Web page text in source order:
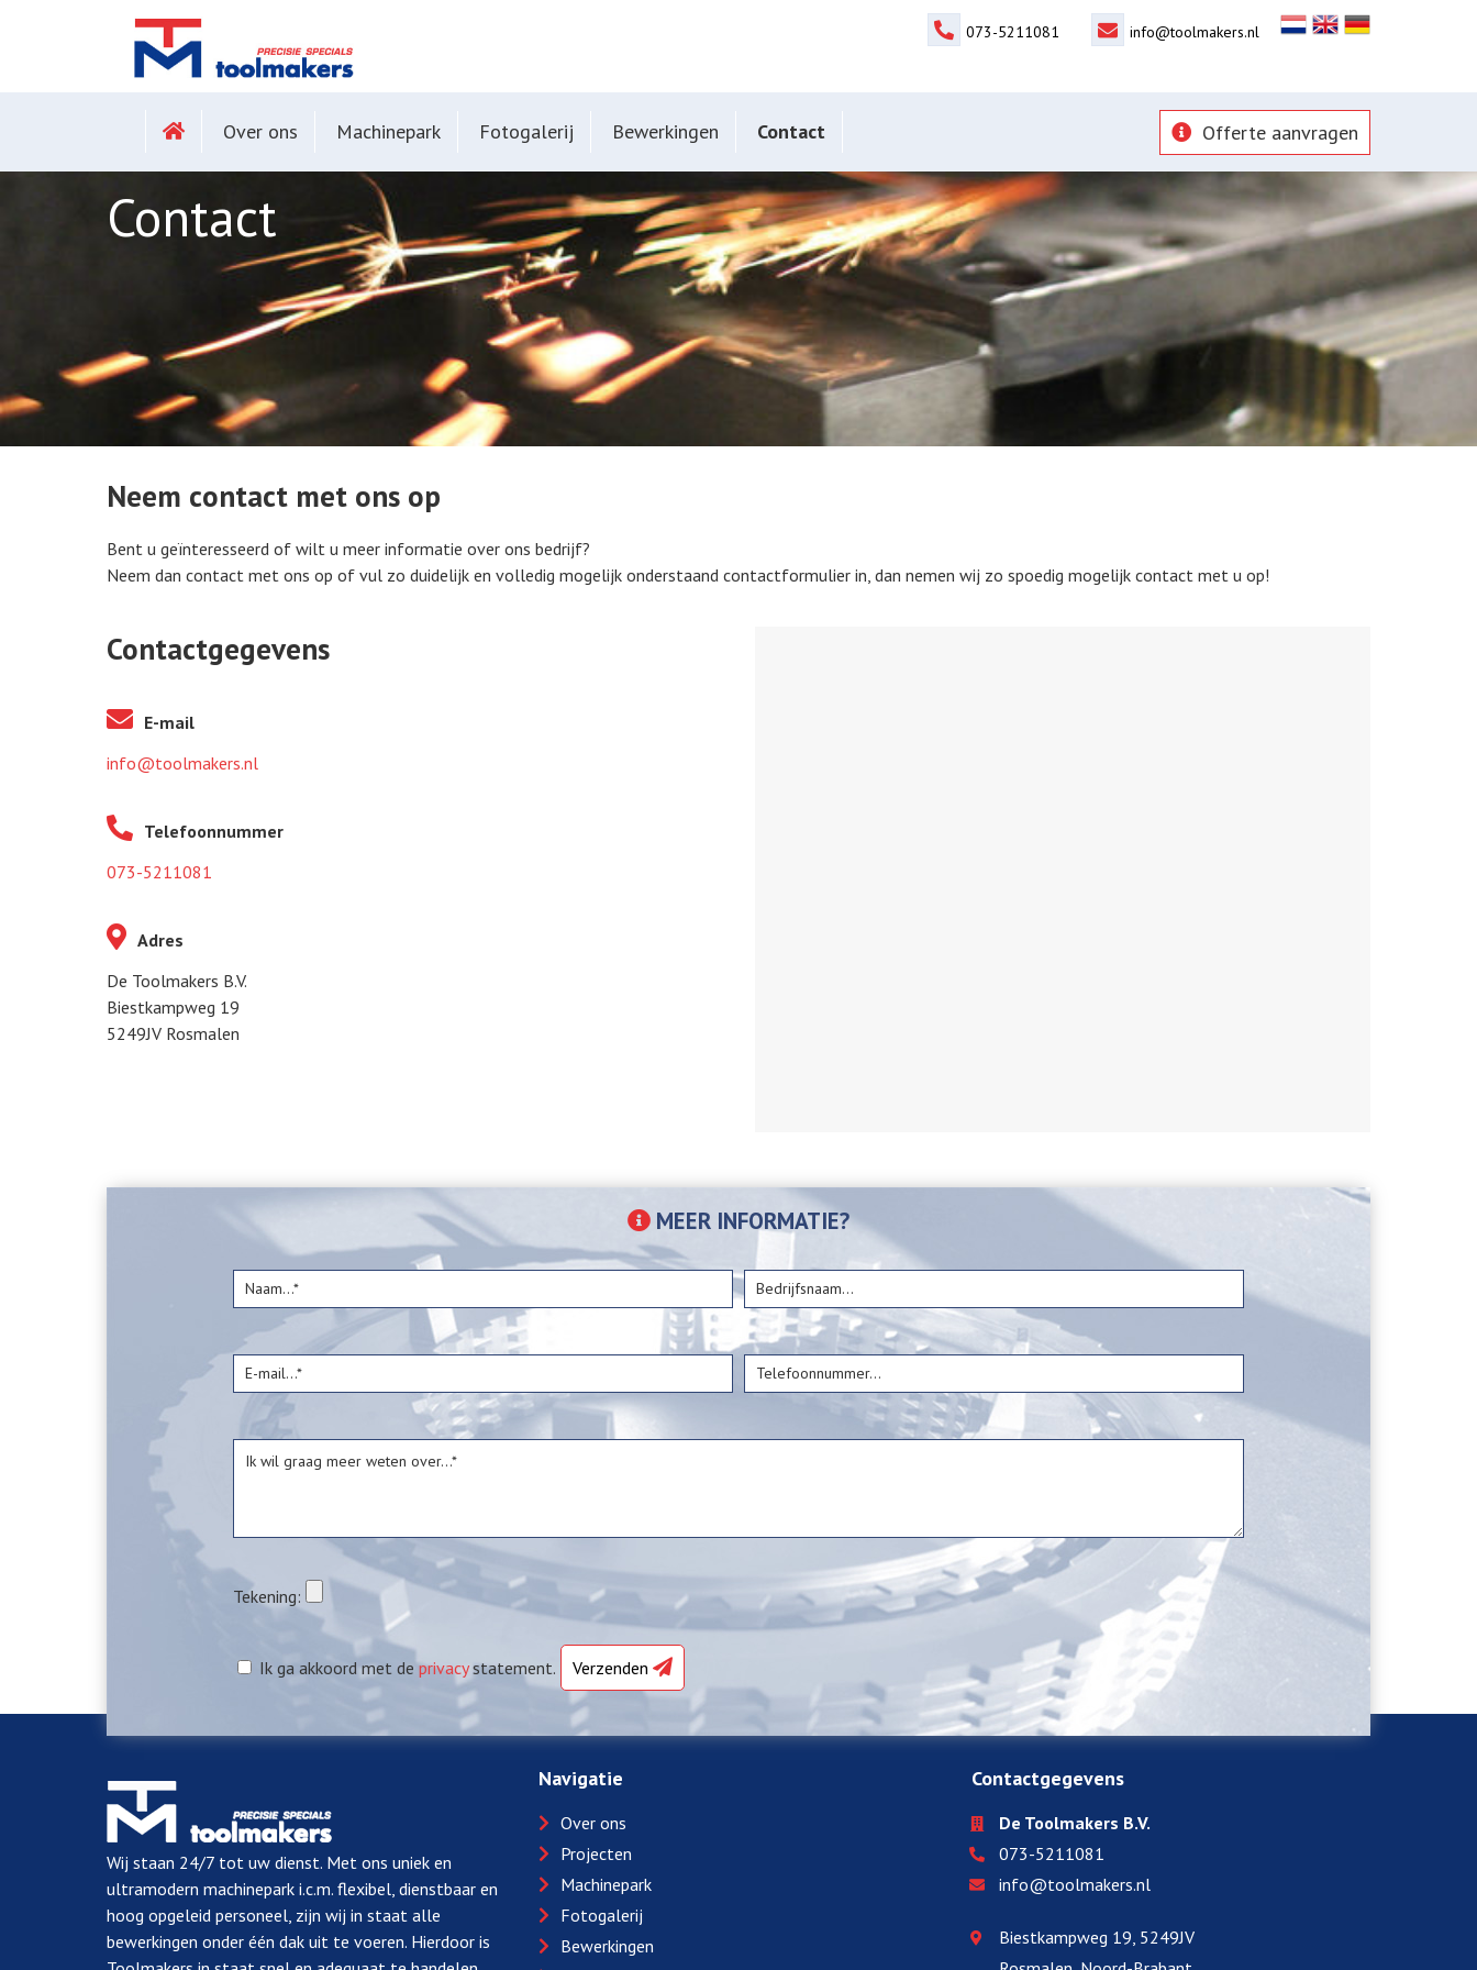
073-5211081 info@toolmakers.nl
Over ons Machinepark Fotogalerij Bewerkingen Contact Offerte aanvragen
Contact
Neem contact met ons op
Bent u geïnteresseerd of wilt u meer informatie over ons bedrijf?
Neem dan contact met ons op of vul zo duidelijk en volledig mogelijk onderstaand contactformulier in, dan nemen wij zo spoedig mogelijk contact met u op!
Contactgegevens
E-mail
info@toolmakers.nl
Telefoonnummer
073-5211081
Adres
De Toolmakers B.V.
Biestkampweg 19
5249JV Rosmalen
MEER INFORMATIE?
Tekening:
Ik ga akkoord met deprivacystatement. Verzenden
Wij staan 24/7 tot uw dienst. Met ons uniek en
ultramodern machinepark i.c.m. flexibel, dienstbaar en
hoog opgeleid personeel, zijn wij in staat alle
bewerkingen onder één dak uit te voeren. Hierdoor is
Navigatie
Over ons
Projecten
Machinepark
Fotogalerij
Bewerkingen
Contactgegevens
De Toolmakers B.V.
073-5211081
info@toolmakers.nl
Biestkampweg 19, 5249JV